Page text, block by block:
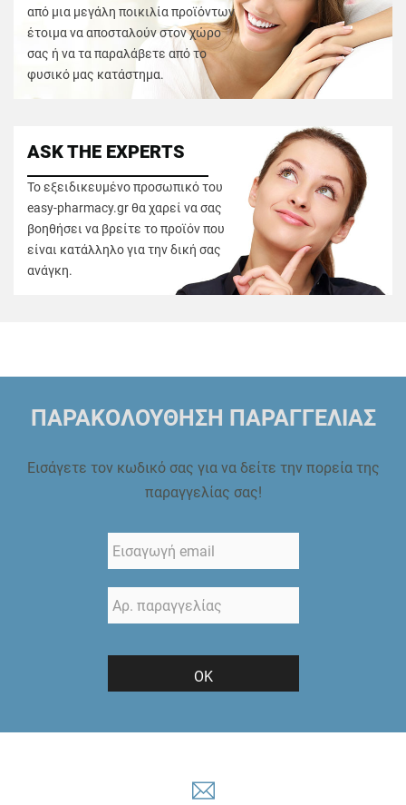
από μια μεγάλη ποικιλία προϊόντων
έτοιμα να αποσταλούν στον χώρο
σας ή να τα παραλάβετε από το
φυσικό μας κατάστημα.
ASK THE EXPERTS
Το εξειδικευμένο προσωπικό του
easy-pharmacy.gr θα χαρεί να σας
βοηθήσει να βρείτε το προϊόν που
είναι κατάλληλο για την δική σας
ανάγκη.
ΠΑΡΑΚΟΛΟΥΘΗΣΗ ΠΑΡΑΓΓΕΛΙΑΣ
Εισάγετε τον κωδικό σας για να δείτε την πορεία της
παραγγελίας σας!
ΟΚ